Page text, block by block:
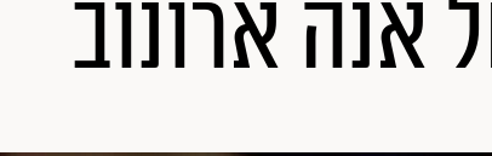
אנה ארונוב